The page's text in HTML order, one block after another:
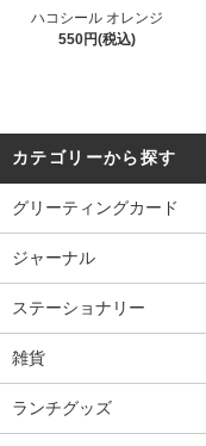
ハコシール オレンジ
550円(税込)
カテゴリーから探す
グリーティングカード
ジャーナル
ステーショナリー
雑貨
ランチグッズ